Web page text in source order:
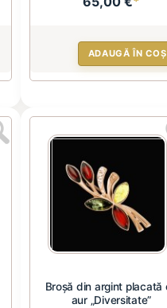
ADAUGĂ ÎN COȘ
Broșă din argint placată
aur „Diversitate”